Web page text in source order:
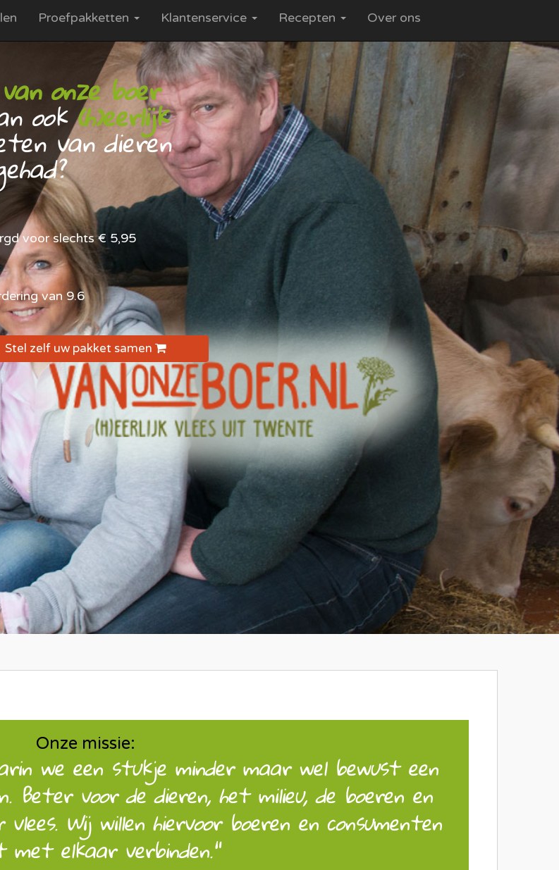
Proefpakketten Klantenservice Recepten Over ons
onze boer
ook(h)eerlijk
van dieren
voor slechts € 5,95
van 9.6
Stel zelf uw pakket samen
Onze missie:
we een stukje minder maar wel bewust een
voor de dieren, het milieu, de boeren en
Wij willen hiervoor boeren en consumenten
met elkaar verbinden."